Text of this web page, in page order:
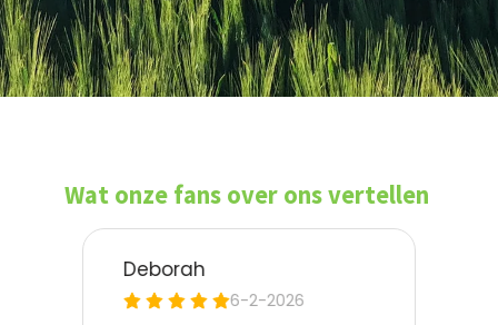
Wat onze fans over ons vertellen